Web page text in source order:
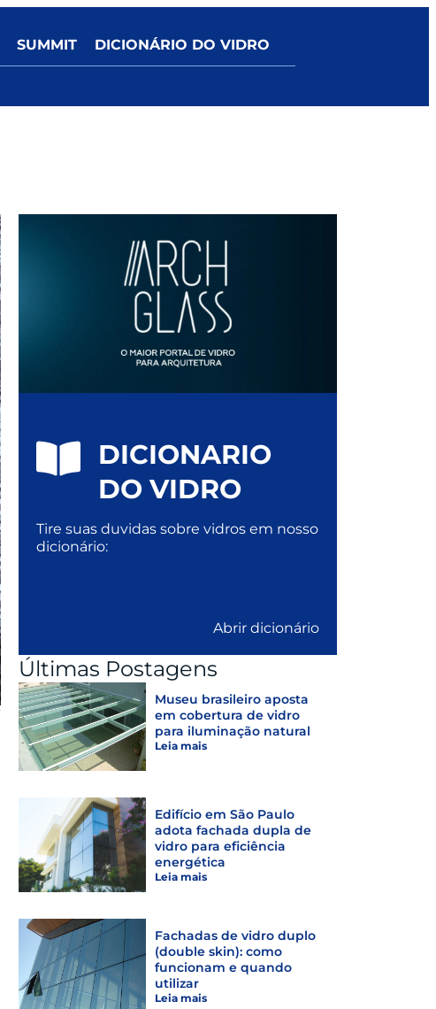
SUMMIT DICIONÁRIO DO VIDRO
DICIONARIO
DO VIDRO
Tire suas duvidas sobre vidros em nosso
dicionário:
Abrir dicionário
Últimas Postagens
Museu brasileiro aposta
em cobertura de vidro
para iluminação natural
Leia mais
Edifício em São Paulo
adota fachada dupla de
vidro para eficiência
energética
Leia mais
Fachadas de vidro duplo
(double skin): como
funcionam e quando
utilizar
Leia mais